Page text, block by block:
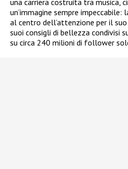
un’immagine sempre impeccabile:
al centro dell’attenzione per il
suoi consigli di bellezza condivisi
su circa 240 milioni di follower